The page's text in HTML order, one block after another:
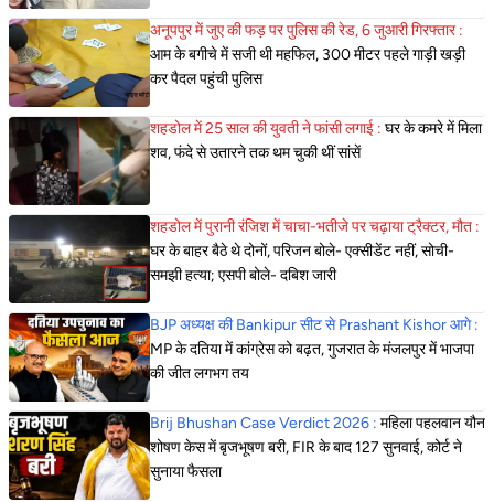
अनूपपुर में जुए की फड़ पर पुलिस की रेड, 6 जुआरी गिरफ्तार :
आम के बगीचे में सजी थी महफिल, 300 मीटर पहले गाड़ी खड़ी
कर पैदल पहुंची पुलिस
शहडोल में 25 साल की युवती ने फांसी लगाई : घर के कमरे में मिला
शव, फंदे से उतारने तक थम चुकी थीं सांसें
शहडोल में पुरानी रंजिश में चाचा-भतीजे पर चढ़ाया ट्रैक्टर, मौत :
घर के बाहर बैठे थे दोनों, परिजन बोले- एक्सीडेंट नहीं, सोची-
समझी हत्या; एसपी बोले- दबिश जारी
BJP अध्यक्ष की Bankipur सीट से Prashant Kishor आगे :
MP के दतिया में कांग्रेस को बढ़त, गुजरात के मंजलपुर में भाजपा
की जीत लगभग तय
Brij Bhushan Case Verdict 2026 : महिला पहलवान यौन
शोषण केस में बृजभूषण बरी, FIR के बाद 127 सुनवाई, कोर्ट ने
सुनाया फैसला